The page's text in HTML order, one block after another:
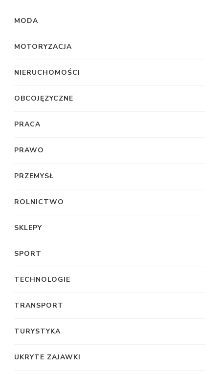
MODA
MOTORYZACJA
NIERUCHOMOŚCI
OBCOJĘZYCZNE
PRACA
PRAWO
PRZEMYSŁ
ROLNICTWO
SKLEPY
SPORT
TECHNOLOGIE
TRANSPORT
TURYSTYKA
UKRYTE ZAJAWKI